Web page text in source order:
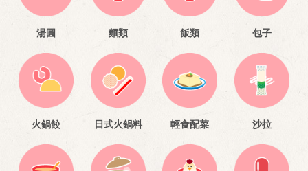
湯圓 麵類 飯類 包子
火鍋餃 日式火鍋料 輕食配菜 沙拉